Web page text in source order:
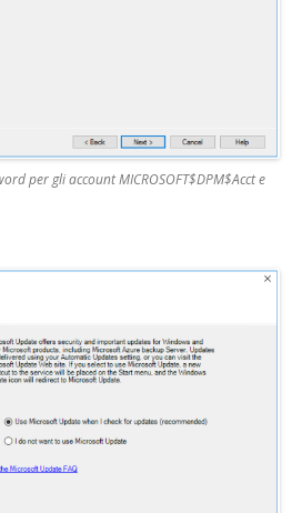
per gli account MICROSOFT$DPM$Acct e